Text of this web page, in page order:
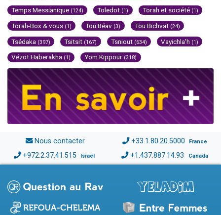
Temps Messianique (124) Toledot (1) Torah et société (1)
Torah-Box & vous (1) Tou Béav (3) Tou Bichvat (24)
Tsédaka (397) Tsitsit (167) Tsniout (634) Vayichla'h (1)
Vézot Haberakha (1) Yom Kippour (318)
Nous contacter +33.1.80.20.5000 France
+972.2.37.41.515 Israël +1.437.887.14.93 Canada